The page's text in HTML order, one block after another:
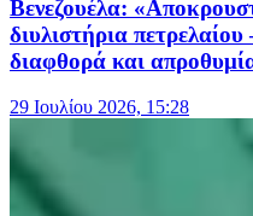
Βενεζουέλα:
διυλιστήρια
διαφθορά και
29 Ιουλίου 2026, 15:28